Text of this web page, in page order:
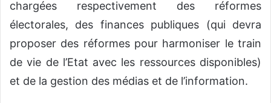
chargées respectivement des réformes
électorales, des finances publiques (qui devra
proposer des réformes pour harmoniser le train
de vie de l’Etat avec les ressources disponibles)
et de la gestion des médias et de l’information.